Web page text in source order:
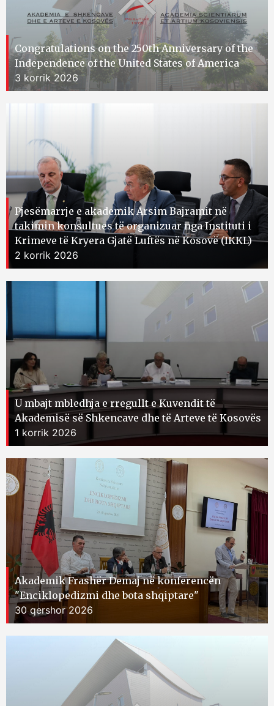
Congratulations on the 250th Anniversary of the
Independence of the United States of America
3 korrik 2026
Pjesëmarrje e akademik Arsim Bajramit në
takimin konsultues të organizuar nga Instituti i
Krimeve të Kryera Gjatë Luftës në Kosovë (IKKL)
2 korrik 2026
U mbajt mbledhja e rregullt e Kuvendit të
Akademisë së Shkencave dhe të Arteve të Kosovës
1 korrik 2026
Akademik Frashër Demaj në konferencën
"Enciklopedizmi dhe bota shqiptare"
30 qershor 2026